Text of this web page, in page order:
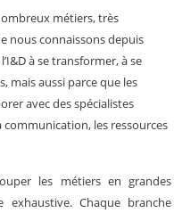
métiers, très
nous connaissons depuis
à se transformer, à se
mais aussi parce que les
avec des spécialistes
communication, les ressources
les métiers en grandes
Chaque branche